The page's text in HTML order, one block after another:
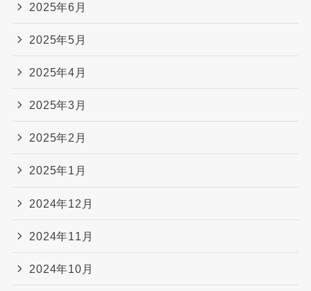
2025年6月
2025年5月
2025年4月
2025年3月
2025年2月
2025年1月
2024年12月
2024年11月
2024年10月